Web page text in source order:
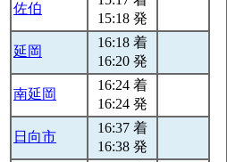
佐伯
15:18 発
延岡
16:18 着
16:20 発
南延岡
16:24 着
16:24 発
日向市
16:37 着
16:38 発